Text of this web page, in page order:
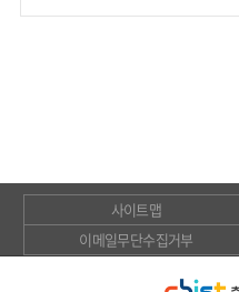
사이트맵
이메일무단수집거부